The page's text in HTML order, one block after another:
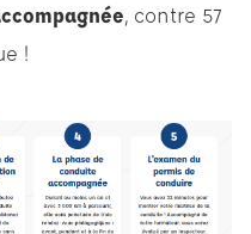
, contre 57
!